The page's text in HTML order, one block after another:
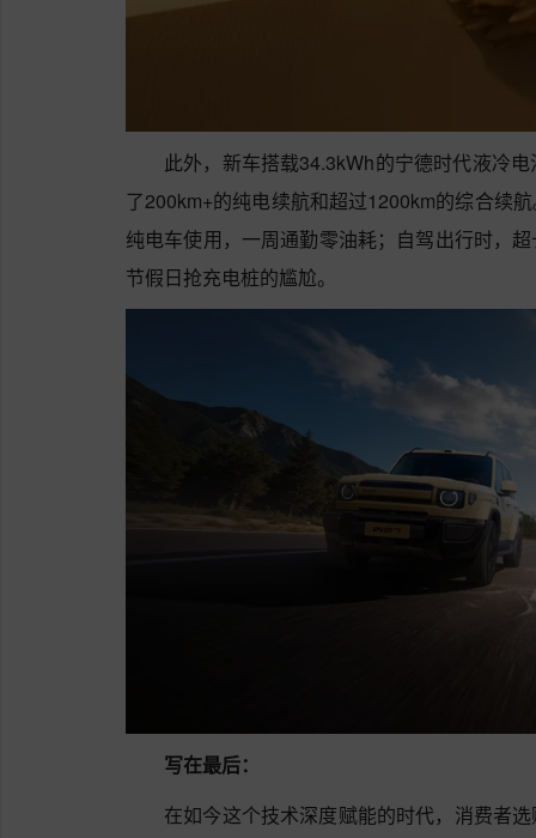
此外，新车搭载34.3kWh的宁德时代液冷
了200km+的纯电续航和超过1200km的综合续
纯电车使用，一周通勤零油耗；自驾出行时，
节假日抢充电桩的尴尬。
写在最后：
在如今这个技术深度赋能的时代，消费者